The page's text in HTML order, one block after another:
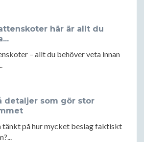
här är allt du
– allt du behöver veta innan
detaljer som gör stor
tänkt på hur mycket beslag faktiskt